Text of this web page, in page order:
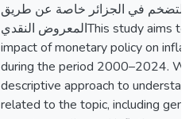
التضخم في الجزائر خاصة عن طريق
المعروض النقديThis study aims to clarify the
impact of monetary policy on
during the period 2000–2024.
descriptive approach to
related to the topic, including